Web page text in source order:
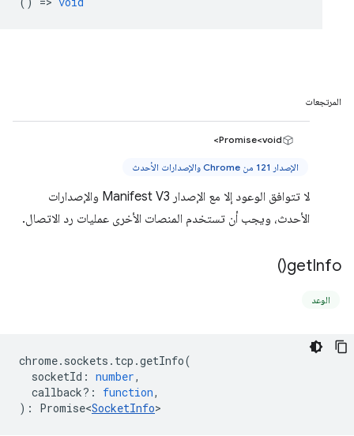
المرتجعات
Promise<void>
الإصدار 121 من Chrome والإصدارات الأحدث
لا تتوافق الوعود إلا مع الإصدار Manifest V3 والإصدارات
الأحدث، ويجب أن تستخدم المنصات الأخرى عمليات رد الاتصال.
getInfo(
)
الوعد
chrome. sockets . tcp .getInfo(
socketId : number,
callback? : function,
) : Promise<SocketInfo>